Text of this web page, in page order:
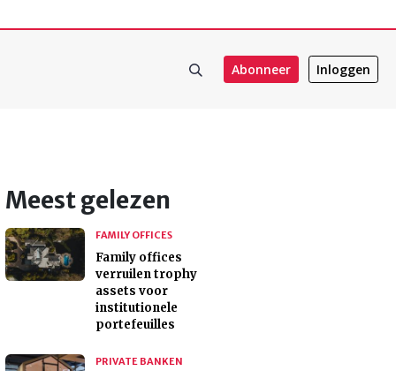
Abonneer Inloggen
Meest gelezen
FAMILY OFFICES
Family offices
verruilen trophy
assets voor
institutionele
portefeuilles
PRIVATE BANKEN